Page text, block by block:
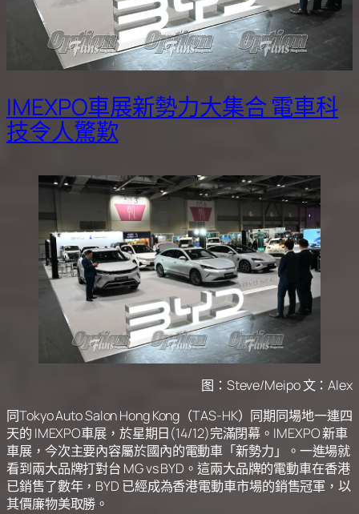
IMEXPO車展新勢力大集合 電車科
技令人驚歎
图：Steve/Meipo 文：Alex
同Tokyo Auto Salon Hong Kong（TAS-HK）同期同場地一連四
天的 IMEXPO車展，於星期日(14/12)完滿閉幕。IMEXPO 新車
車展，今次主要內容屬於國內的電動車「新勢力」。一進場就
看到兩大品牌打對台 MG vs BYD。這兩大品牌的電動車在香港
已銷售了數年，BYD 已經成為香港電動車市場的銷售冠軍，以
其價廉物美取勝。